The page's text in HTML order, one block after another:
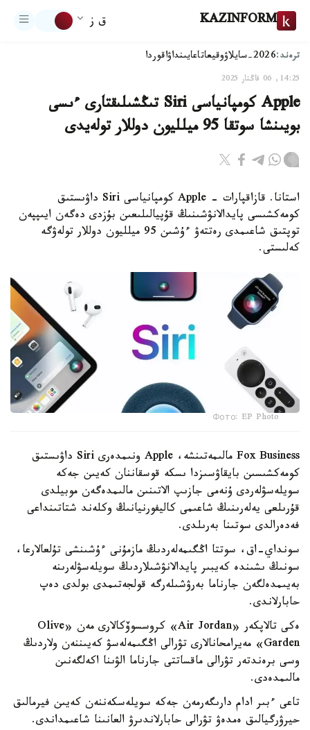
KAZINFORM ق ز
ترەند:2026-سايلاۋ وقيعاتاعايىنداۋاقوردا
14:25, 06 قاڭتار 2025
Apple كومپانياسى Siri تىڭشىلىقتارى ءىسى
بويىنشا سوتقا 95 ميلليون دوللار تولەيدى
استانا. قازاقپارات - Apple كومپانياسى Siri داۋىستىق
كومەكشىسى پايدالانۋشىنىڭ قۇپيالىلىعىن بۇزدى دەگەن ايىپپەن
توپتىق شاعىمدى رەتتەۋ ءۇشىن 95 ميلليون دوللار تولەۋگە
كەلىستى.
Фото: EP Photo
Fox Business مالىمەتىنشە، Apple ونىمدەرى Siri داۋىستىق
كومەكشىسىن بايقاۋسىزدا ىسكە قوسقاننان كەيىن جەكە
سويلەسۋلەردى ۇنەمى جازىپ الاتىنىن مالىمدەگەن موبيلدى
قۇرىلعى يەلەرىنىڭ شاعىمى كاليفورنيانىڭ وكلەند شتاتىنداعى
فەدەرالدى سوتىنا بەرىلدى.
سونداي-اق، سوتتا اڭگىمەلەردىڭ مازمۇنى ءۇشىنشى تۇلعالارعا،
سونىڭ ىشىندە كەيبىر پايدالانۋشىلاردىڭ سويلەسۋلەرىنە
بەيىمدەلگەن جارناما بەرۋشىلەرگە قولجەتىمدى بولدى دەپ
حابارلاندى.
ەكى تالاپكەر «Air Jordan» كروسسوۆكالارى مەن «Olive
Garden» مەيرامحانالارى تۋرالى اڭگىمەلەسۋ كەيىننەن ولاردىڭ
وسى برەندتەر تۋرالى ماقساتتى جارناما الۋىنا اكەلگەنىن
مالىمدەدى.
تاعى ءبىر ادام دارىگەرمەن جەكە سويلەسكەننەن كەيىن فيرمالىق
حيرۋرگيالىق ەمدەۋ تۋرالى حابارلاندىرۋ العانىنا شاعىمداندى.